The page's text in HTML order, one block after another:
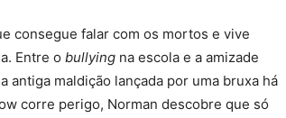
consegue falar com os mortos e vive
Entre o bullying na escola e a amizade
antiga maldição lançada por uma bruxa há
corre perigo, Norman descobre que só